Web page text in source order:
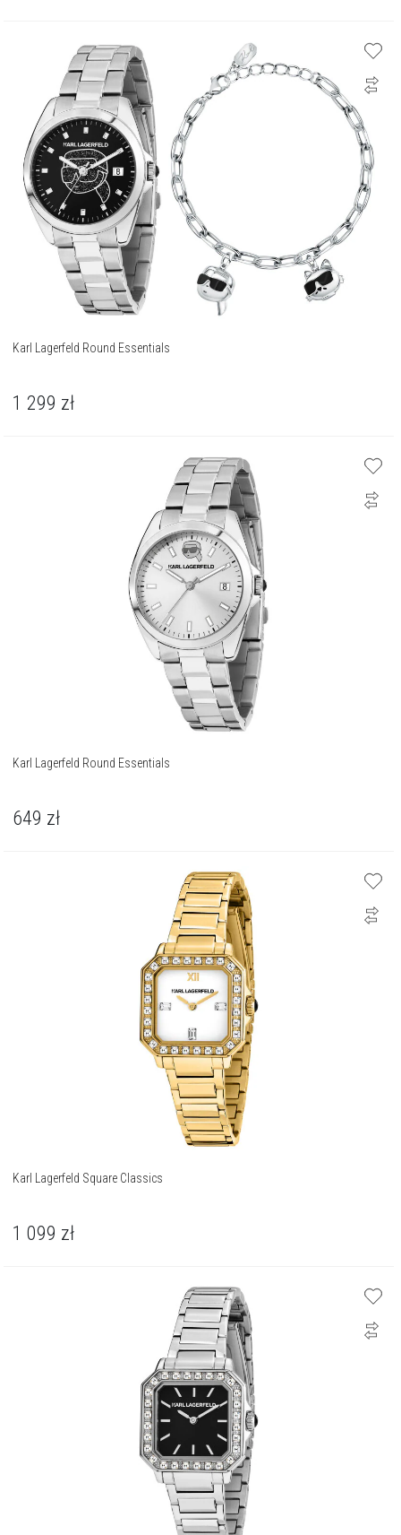
Karl Lagerfeld Round Essentials
1 299 zł
Karl Lagerfeld Round Essentials
649 zł
Karl Lagerfeld Square Classics
1 099 zł